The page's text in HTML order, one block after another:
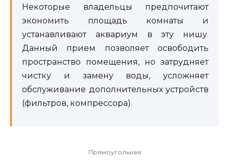
Некоторые владельцы предпочитают
экономить площадь комнаты и
устанавливают аквариум в эту нишу.
Данный прием позволяет освободить
пространство помещения, но затрудняет
чистку и замену воды, усложняет
обслуживание дополнительных устройств
(фильтров, компрессора).
Прямоугольная